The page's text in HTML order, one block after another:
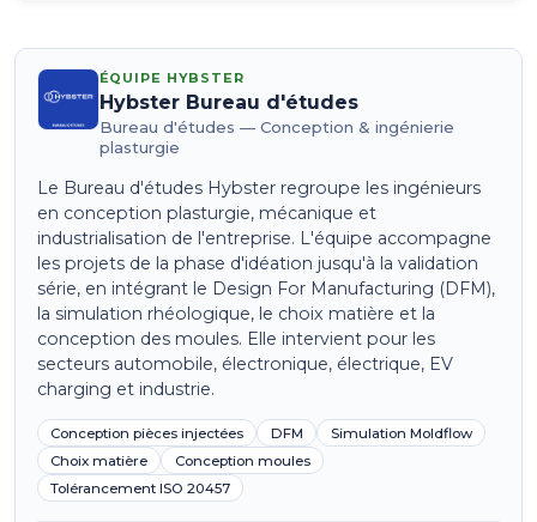
ÉQUIPE HYBSTER
Hybster Bureau d'études
Bureau d'études — Conception & ingénierie
plasturgie
Le Bureau d'études Hybster regroupe les ingénieurs
en conception plasturgie, mécanique et
industrialisation de l'entreprise. L'équipe accompagne
les projets de la phase d'idéation jusqu'à la validation
série, en intégrant le Design For Manufacturing (DFM),
la simulation rhéologique, le choix matière et la
conception des moules. Elle intervient pour les
secteurs automobile, électronique, électrique, EV
charging et industrie.
Conception pièces injectées DFM
Simulation Moldflow
Choix matière
Conception moules
Tolérancement ISO 20457